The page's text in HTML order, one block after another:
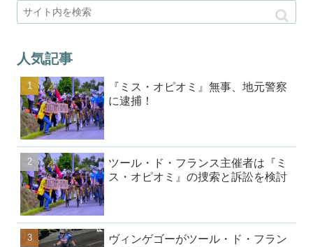
人気記事
『ミス・オピオミ』無事、地元警察
に逮捕！
ツール・ド・フランス主催者は『ミ
ス・オピオミ』の捜索と訴訟を検討
ヴィンゲゴーがツール・ド・フラン